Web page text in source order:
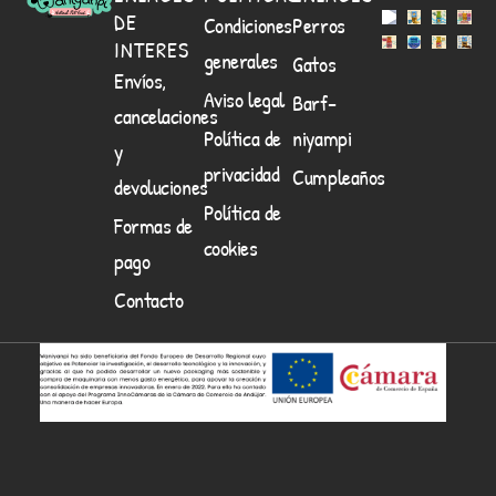
DE
INTERES
Envíos,
cancelaciones
y
devoluciones
Formas de
pago
Contacto
Condiciones
generales
Aviso legal
Política de
privacidad
Política de
cookies
Perros
Gatos
Barf-
niyampi
Cumpleaños